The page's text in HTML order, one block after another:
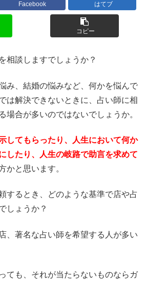
Facebook はてブ
コピー
相談しますでしょうか？
み、結婚の悩みなど、何かを悩んで
は解決できないときに、占い師に相
場合が多いのではないでしょうか。
してもらったり、人生において何か
したり、人生の岐路で助言を求めて
かと思います。
するとき、どのような基準で店や占
しょうか？
、著名な占い師を希望する人が多い
ても、それが当たらないものならガ